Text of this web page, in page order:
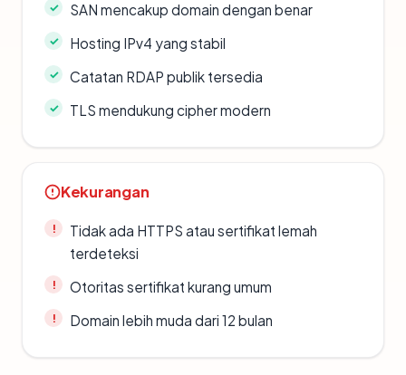
SAN mencakup domain dengan benar
Hosting IPv4 yang stabil
Catatan RDAP publik tersedia
TLS mendukung cipher modern
Kekurangan
Tidak ada HTTPS atau sertifikat lemah
terdeteksi
Otoritas sertifikat kurang umum
Domain lebih muda dari 12 bulan